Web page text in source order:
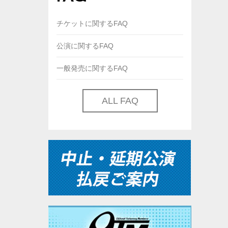
チケットに関するFAQ
公演に関するFAQ
一般発売に関するFAQ
ALL FAQ